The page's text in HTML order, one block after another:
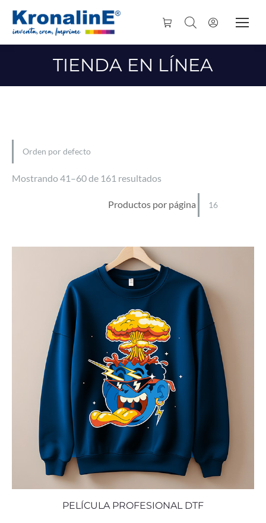
TIENDA EN LÍNEA
Mostrando 41–60 de 161 resultados
Productos por página
PELÍCULA PROFESIONAL DTF